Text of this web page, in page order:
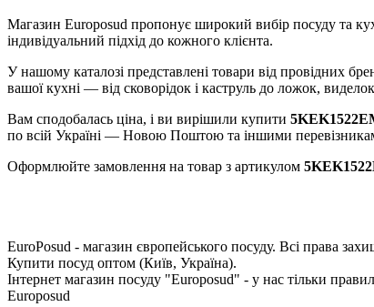
Магазин Europosud пропонує широкий вибір посуду та
індивідуальний підхід до кожного клієнта.
У нашому каталозі представлені товари від провідних
вашої кухні — від сковорідок і каструль до ложок,
Вам сподобалась ціна, і ви вирішили купити
по всій Україні — Новою Поштою та іншими
Оформлюйте замовлення на товар з артикулом
EuroPosud - магазин європейського посуду. Всі права
Купити посуд оптом (Київ, Україна).
Інтернет магазин посуду "Europosud" - у нас тільки
Europosud